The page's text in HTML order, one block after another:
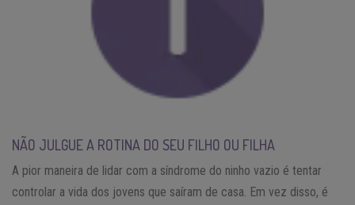
NÃO JULGUE A ROTINA DO SEU FILHO OU FILHA
A pior maneira de lidar com a síndrome do ninho vazio é tentar
controlar a vida dos jovens que saíram de casa. Em vez disso, é